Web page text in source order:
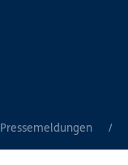
Pressemeldungen